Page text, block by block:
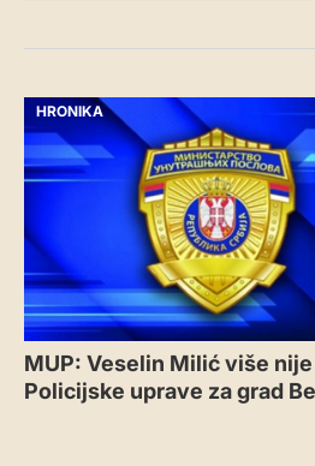
HRONIKA
MUP: Veselin Milić više
Policijske uprave za grad